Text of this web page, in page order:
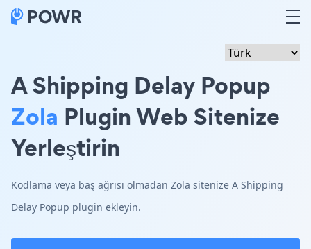
A Shipping Delay Popup
Zola Plugin Web Sitenize
Yerleştirin
Kodlama veya baş ağrısı olmadan Zola sitenize A Shipping
Delay Popup plugin ekleyin.